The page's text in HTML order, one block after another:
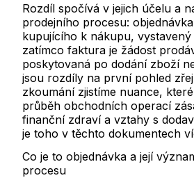
Rozdíl spočívá v jejich účelu a
prodejního procesu:
kupujícího k nákupu,
zatímco faktura je žádost
poskytovaná po dodání zboží
jsou rozdíly na první pohled
zkoumání zjistíme nuance,
průběh obchodních operací
finanční zdraví a vztahy s
je toho v těchto dokumentech
Co je to objednávka a její
procesu